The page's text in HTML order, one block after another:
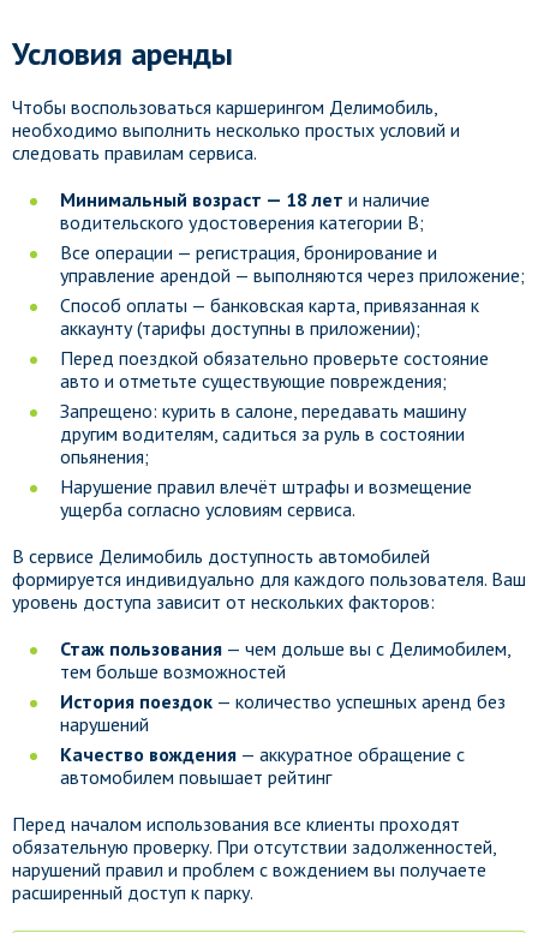
Условия аренды
Чтобы воспользоваться каршерингом Делимобиль,
необходимо выполнить несколько простых условий и
следовать правилам сервиса.
Минимальный возраст — 18 лет и наличие
водительского удостоверения категории B;
Все операции — регистрация, бронирование и
управление арендой — выполняются через приложение;
Способ оплаты — банковская карта, привязанная к
аккаунту (тарифы доступны в приложении);
Перед поездкой обязательно проверьте состояние
авто и отметьте существующие повреждения;
Запрещено: курить в салоне, передавать машину
другим водителям, садиться за руль в состоянии
опьянения;
Нарушение правил влечёт штрафы и возмещение
ущерба согласно условиям сервиса.
В сервисе Делимобиль доступность автомобилей
формируется индивидуально для каждого пользователя. Ваш
уровень доступа зависит от нескольких факторов:
Стаж пользования — чем дольше вы с Делимобилем,
тем больше возможностей
История поездок — количество успешных аренд без
нарушений
Качество вождения — аккуратное обращение с
автомобилем повышает рейтинг
Перед началом использования все клиенты проходят
обязательную проверку. При отсутствии задолженностей,
нарушений правил и проблем с вождением вы получаете
расширенный доступ к парку.